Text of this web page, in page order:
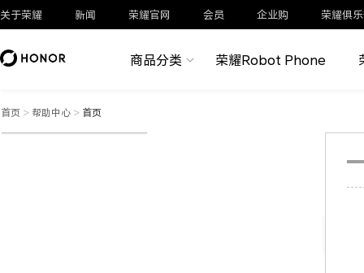
关于荣耀 新闻 荣耀官网 会员 企业购 荣耀俱
商品分类 荣耀Robot Phone
首页 > 帮助中心 > 首页